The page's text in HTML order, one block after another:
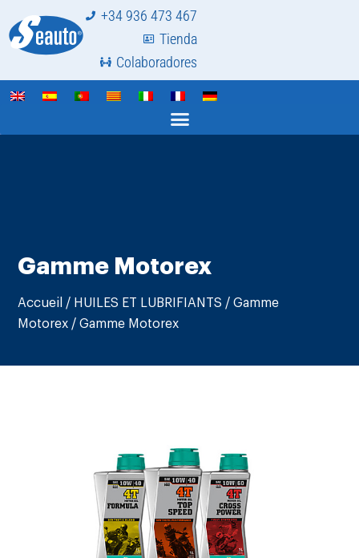
+34 936 473 467
Tienda
Colaboradores
Gamme Motorex
Accueil / HUILES ET LUBRIFIANTS / Gamme
Motorex / Gamme Motorex